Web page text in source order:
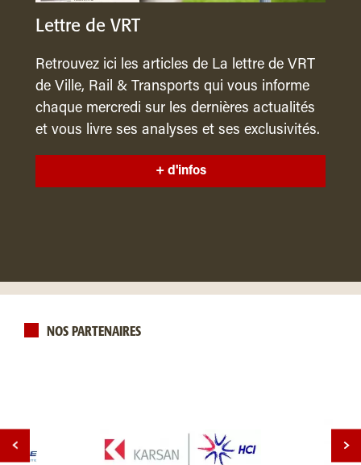
Lettre de VRT
Retrouvez ici les articles de La lettre de VRT
de Ville, Rail & Transports qui vous informe
chaque mercredi sur les dernières actualités
et vous livre ses analyses et ses exclusivités.
+ d'infos
NOS PARTENAIRES